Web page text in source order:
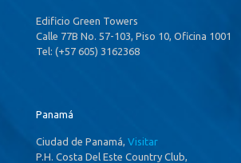
Edificio Green Towers
Calle 77B No. 57-103, Piso 10, Oficina 1001
Tel: (+57 605) 3162368
Panamá
Ciudad de Panamá, Visitar
P.H. Costa Del Este Country Club,